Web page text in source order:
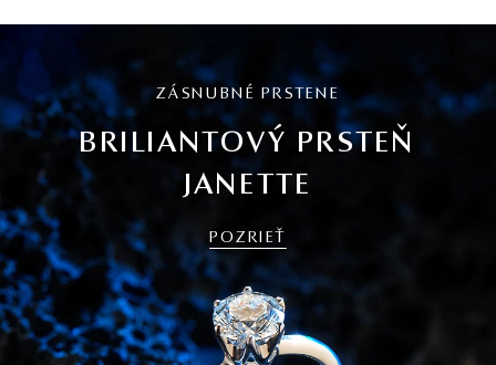
ZÁSNUBNÉ PRSTENE
BRILIANTOVÝ PRSTEŇ
JANETTE
POZRIEŤ